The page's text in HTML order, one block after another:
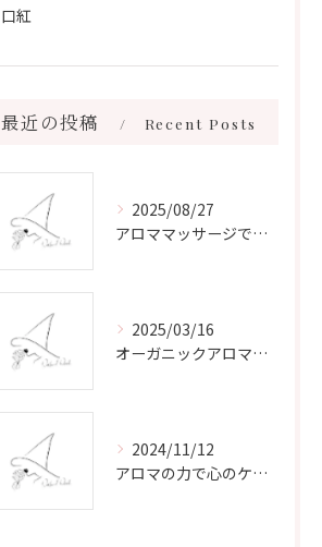
口紅
最近の投稿 Recent Posts
2025/08/27
アロママッサージで叶える心身リラックスと健康維持の新習慣ガイド
2025/03/16
オーガニックアロマで心と体を癒す
2024/11/12
アロマの力で心のケアをする方法